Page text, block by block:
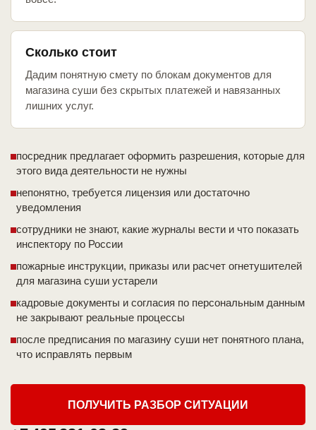
Сколько стоит
Дадим понятную смету по блокам документов для
магазина суши без скрытых платежей и навязанных
лишних услуг.
посредник предлагает оформить разрешения, которые для
этого вида деятельности не нужны
непонятно, требуется лицензия или достаточно
уведомления
сотрудники не знают, какие журналы вести и что показать
инспектору по России
пожарные инструкции, приказы или расчет огнетушителей
для магазина суши устарели
кадровые документы и согласия по персональным данным
не закрывают реальные процессы
после предписания по магазину суши нет понятного плана,
что исправлять первым
ПОЛУЧИТЬ РАЗБОР СИТУАЦИИ